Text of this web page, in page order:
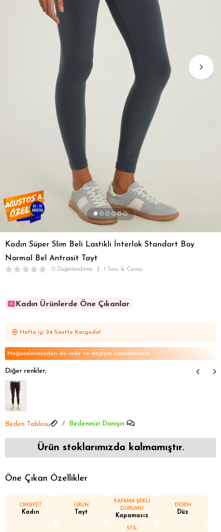
Kadın Süper Slim Beli Lastikli İnterlok Standart Boy
Normal Bel Antrasit Tayt
0 Değerlendirme 1 Soru & Cevap
Kadın Ürünlerde Öne Çıkanlar
Kadın Ürünlerde Öne Çıkanlar
Hafta içi 24 Saatte Kargoda!
Mağazalarımızdan da iade ve değişim yapabilirsiniz
Diğer renkler;
Beden Tablosu Bedeninizi Danışın
Ürün stoklarımızda kalmamıştır.
Öne Çıkan Özellikler
CİNSİYET
Kadın
ÜRÜN
Tayt
KAPAMA ŞEKLİ
DURUMU
Kapamasız
DESEN
Düz
STİL